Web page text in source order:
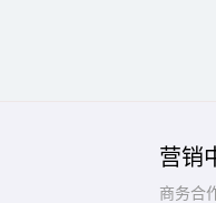
营销
商务合